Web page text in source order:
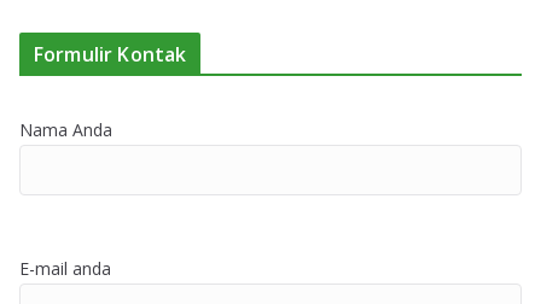
Formulir Kontak
Nama Anda
E-mail anda